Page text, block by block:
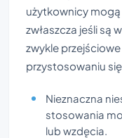
użytkownicy
zwłaszcza jeśli są
zwykle
przystosowaniu
Nieznaczna
stosowania
lub wzdęcia.